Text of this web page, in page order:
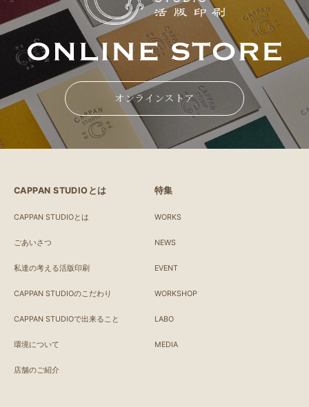
オンラインストア
CAPPAN STUDIOとは
CAPPAN STUDIOとは
ごあいさつ
私達の考える活版印刷
CAPPAN STUDIOのこだわり
CAPPAN STUDIOで出来ること
環境について
店舗のご紹介
特集
WORKS
NEWS
EVENT
WORKSHOP
LABO
MEDIA